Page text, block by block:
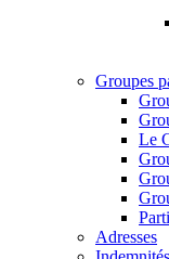
Groupes
Le
Adresses